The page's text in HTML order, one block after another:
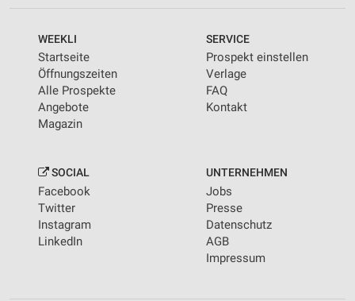
WEEKLI
Startseite
Öffnungszeiten
Alle Prospekte
Angebote
Magazin
SERVICE
Prospekt einstellen
Verlage
FAQ
Kontakt
SOCIAL
Facebook
Twitter
Instagram
LinkedIn
UNTERNEHMEN
Jobs
Presse
Datenschutz
AGB
Impressum